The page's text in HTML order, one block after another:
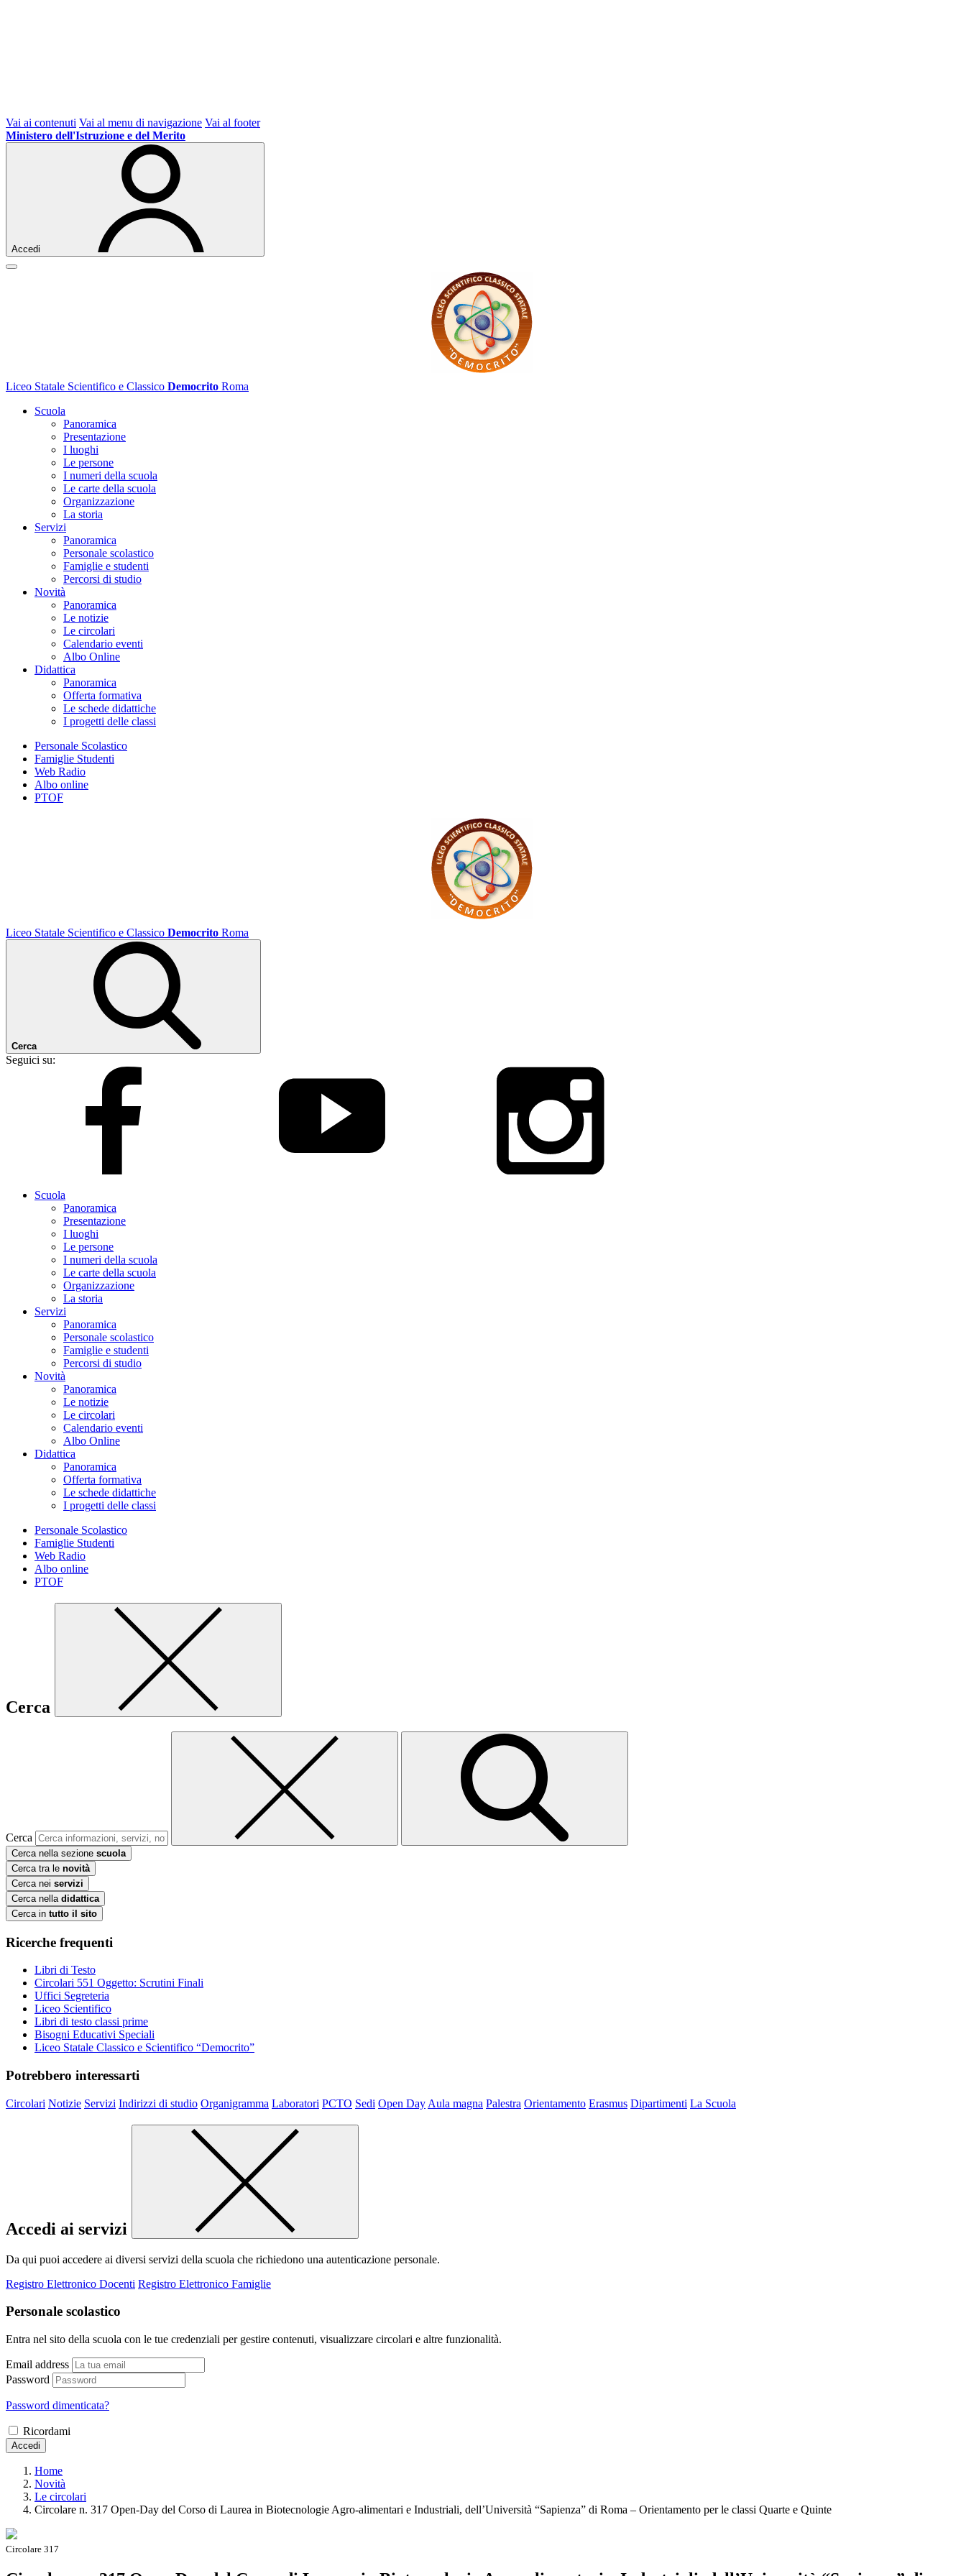
Vai ai contenuti Vai al menu di navigazione Vai al footer
Ministero dell'Istruzione e del Merito
Accedi
Liceo Statale Scientifico e Classico Democrito Roma
Scuola
Panoramica
Presentazione
I luoghi
Le persone
I numeri della scuola
Le carte della scuola
Organizzazione
La storia
Servizi
Panoramica
Personale scolastico
Famiglie e studenti
Percorsi di studio
Novità
Panoramica
Le notizie
Le circolari
Calendario eventi
Albo Online
Didattica
Panoramica
Offerta formativa
Le schede didattiche
I progetti delle classi
Personale Scolastico
Famiglie Studenti
Web Radio
Albo online
PTOF
Liceo Statale Scientifico e Classico Democrito Roma
Cerca
Seguici su:
Scuola
Panoramica
Presentazione
I luoghi
Le persone
I numeri della scuola
Le carte della scuola
Organizzazione
La storia
Servizi
Panoramica
Personale scolastico
Famiglie e studenti
Percorsi di studio
Novità
Panoramica
Le notizie
Le circolari
Calendario eventi
Albo Online
Didattica
Panoramica
Offerta formativa
Le schede didattiche
I progetti delle classi
Personale Scolastico
Famiglie Studenti
Web Radio
Albo online
PTOF
Cerca
Cerca
Cerca nella sezione scuola
Cerca tra le novità
Cerca nei servizi
Cerca nella didattica
Cerca in tutto il sito
Ricerche frequenti
Libri di Testo
Circolari 551 Oggetto: Scrutini Finali
Uffici Segreteria
Liceo Scientifico
Libri di testo classi prime
Bisogni Educativi Speciali
Liceo Statale Classico e Scientifico “Democrito”
Potrebbero interessarti
Circolari Notizie Servizi Indirizzi di studio Organigramma Laboratori PCTO Sedi Open Day Aula magna Palestra Orientamento Erasmus Dipartimenti La Scuola
Accedi ai servizi
Da qui puoi accedere ai diversi servizi della scuola che richiedono una autenticazione personale.
Registro Elettronico Docenti Registro Elettronico Famiglie
Personale scolastico
Entra nel sito della scuola con le tue credenziali per gestire contenuti, visualizzare circolari e altre funzionalità.
Email address
Password
Password dimenticata?
Ricordami
Accedi
Home
Novità
Le circolari
Circolare n. 317 Open-Day del Corso di Laurea in Biotecnologie Agro-alimentari e Industriali, dell’Università “Sapienza” di Roma – Orientamento per le classi Quarte e Quinte
Circolare 317